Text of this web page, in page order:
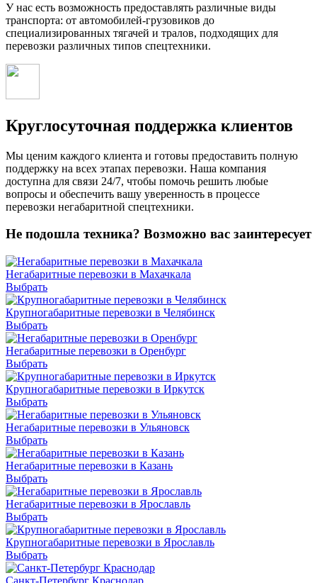
У нас есть возможность предоставлять различные виды
транспорта: от автомобилей-грузовиков до
специализированных тягачей и тралов, подходящих для
перевозки различных типов спецтехники.
Круглосуточная поддержка клиентов
Мы ценим каждого клиента и готовы предоставить полную
поддержку на всех этапах перевозки. Наша компания
доступна для связи 24/7, чтобы помочь решить любые
вопросы и обеспечить вашу уверенность в процессе
перевозки негабаритной спецтехники.
Не подошла техника? Возможно вас заинтересует
Негабаритные перевозки в Махачкала
Выбрать
Крупногабаритные перевозки в Челябинск
Выбрать
Негабаритные перевозки в Оренбург
Выбрать
Крупногабаритные перевозки в Иркутск
Выбрать
Негабаритные перевозки в Ульяновск
Выбрать
Негабаритные перевозки в Казань
Выбрать
Негабаритные перевозки в Ярославль
Выбрать
Крупногабаритные перевозки в Ярославль
Выбрать
Санкт-Петербург Краснодар